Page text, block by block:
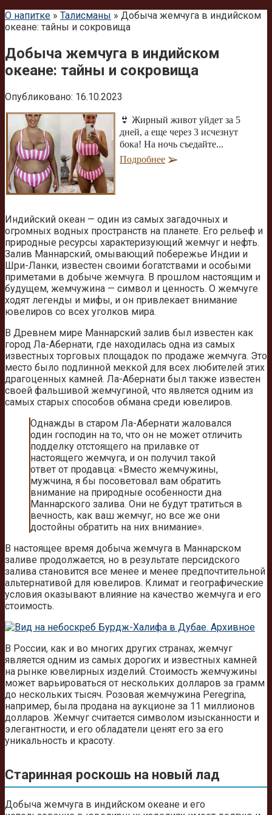
О напитке » Талисманы » Добыча жемчуга в индийском
океане: тайны и сокровища
Добыча жемчуга в индийском
океане: тайны и сокровища
Опубликовано: 16.10.2023
👙 Жирный живот уйдет за 5
дней, а еще через 3 исчезнут
бока! На ночь съедайте...
Подробнее
Индийский океан — один из самых загадочных и
огромных водных пространств на планете. Его рельеф и
природные ресурсы характеризующий жемчуг и нефть.
Залив Маннарский, омывающий побережье Индии и
Шри-Ланки, известен своими богатствами и особыми
приметами в добыче жемчуга. В прошлом настоящим и
будущем, жемчужина — символ и ценность. О жемчуге
ходят легенды и мифы, и он привлекает внимание
ювелиров со всех уголков мира.
В Древнем мире Маннарский залив был известен как
город Ла-Абернати, где находилась одна из самых
известных торговых площадок по продаже жемчуга. Это
место было подлинной меккой для всех любителей этих
драгоценных камней. Ла-Абернати был также известен
своей фальшивой жемчугиной, что является одним из
самых старых способов обмана среди ювелиров.
Однажды в старом Ла-Абернати жаловался
один господин на то, что он не может отличить
подделку отстоящего на прилавке от
настоящего жемчуга, и он получил такой
ответ от продавца: «Вместо жемчужины,
мужчина, я бы посоветовал вам обратить
внимание на природные особенности дна
Маннарского залива. Они не будут тратиться в
вечность, как ваш жемчуг, но все же они
достойны обратить на них внимание».
В настоящее время добыча жемчуга в Маннарском
заливе продолжается, но в результате персидского
залива становится все менее и менее предпочтительной
альтернативой для ювелиров. Климат и географические
условия оказывают влияние на качество жемчуга и его
стоимость.
В России, как и во многих других странах, жемчуг
является одним из самых дорогих и известных камней
на рынке ювелирных изделий. Стоимость жемчужины
может варьироваться от нескольких долларов за грамм
до нескольких тысяч. Розовая жемчужина Peregrina,
например, была продана на аукционе за 11 миллионов
долларов. Жемчуг считается символом изысканности и
элегантности, и его обладатели ценят его за его
уникальность и красоту.
Старинная роскошь на новый лад
Добыча жемчуга в индийском океане и его